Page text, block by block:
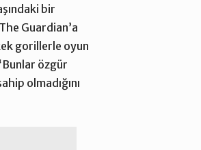
bir
Guardian’a
gorillerle oyun
özgür
olmadığını